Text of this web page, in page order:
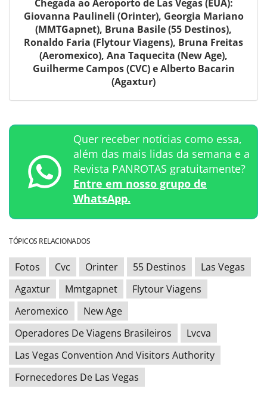
Chegada ao Aeroporto de Las Vegas (EUA):
Giovanna Paulineli (Orinter), Georgia Mariano
(MMTGapnet), Bruna Basile (55 Destinos),
Ronaldo Faria (Flytour Viagens), Bruna Freitas
(Aeromexico), Ana Taquecita (New Age),
Guilherme Campos (CVC) e Alberto Bacarin
(Agaxtur)
Quer receber notícias como essa,
além das mais lidas da semana e a
Revista PANROTAS gratuitamente?
Entre em nosso grupo de
WhatsApp.
TÓPICOS RELACIONADOS
Fotos Cvc Orinter 55 Destinos
Las Vegas
Agaxtur
Mmtgapnet
Flytour Viagens
Aeromexico
New Age
Operadores De Viagens Brasileiros
Lvcva
Las Vegas Convention And Visitors Authority
Fornecedores De Las Vegas